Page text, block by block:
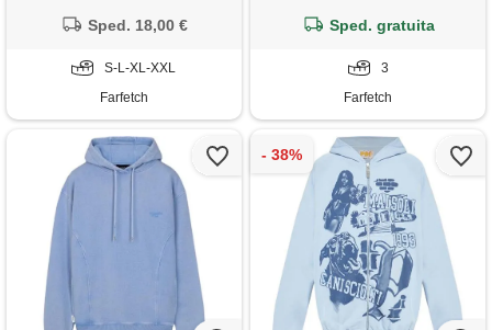
Sped. 18,00 €
S-L-XL-XXL
Farfetch
Sped. gratuita
3
Farfetch